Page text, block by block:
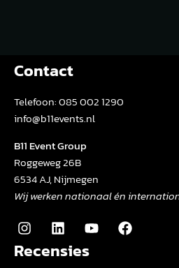
Contact
Telefoon:085 002 1290
info@b11events.nl
B11 Event Group
Roggeweg 26B
6534 AJ, Nijmegen
Wij werken nationaal én
Recensies